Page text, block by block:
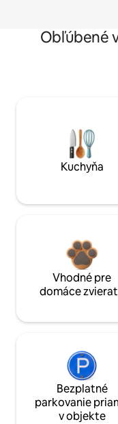
Obľúbené
Kuchyňa
Vhodné pre
domáce
Bezplatné
parkovanie
v objekte